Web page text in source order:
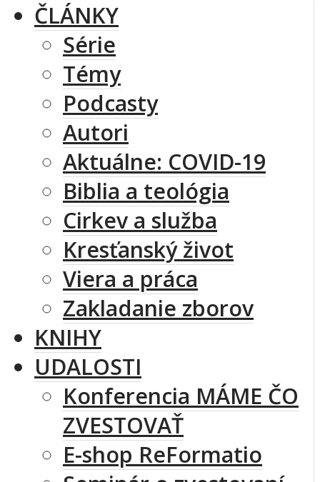
ČLÁNKY
Série
Témy
Podcasty
Autori
Aktuálne: COVID-19
Biblia a teológia
Cirkev a služba
Kresťanský život
Viera a práca
Zakladanie zborov
KNIHY
UDALOSTI
Konferencia MÁME ČO
ZVESTOVAŤ
E-shop ReFormatio